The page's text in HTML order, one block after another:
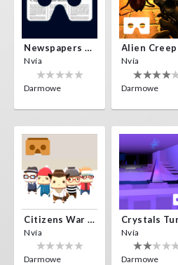
Newspapers Spain VR
Nvía
Darmowe
Nvía
Darmowe
Citizens War VR
Nvía
Darmowe
Nvía
Darmowe